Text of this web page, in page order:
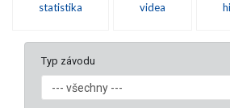
statistika videa
Typ závodu